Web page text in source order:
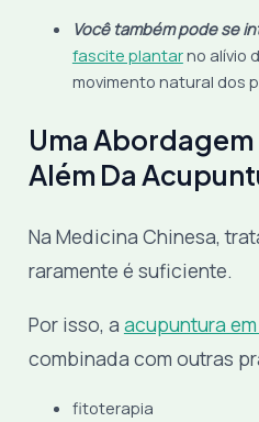
Você também pode se
fascite plantarno alívio
movimento natural dos
Uma Abordagem
Além Da
Na Medicina Chinesa,
raramente é suficiente.
Por isso, a acupuntura
combinada com outras
fitoterapia